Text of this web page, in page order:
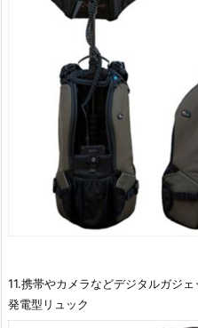
11.携帯やカメラなどデジタルガジ
発電型リュック